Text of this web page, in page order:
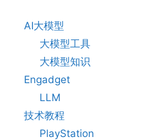
AI大模型
大模型工具
大模型知识
Engadget
LLM
技术教程
PlayStation